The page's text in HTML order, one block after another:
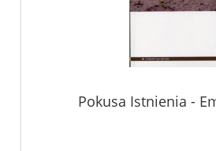
Pokusa Istnienia -